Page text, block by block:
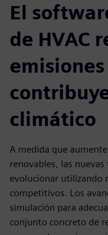
El
de HVAC
emisiones
climático
A medida que
renovables, las
evolucionar utilizando
competitivos. Los
simulación para
conjunto concreto de